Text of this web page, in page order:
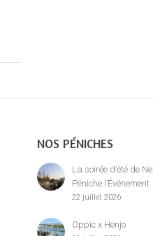
NOS PÉNICHES
La soirée d’été de
Péniche l’Événement
22 juillet 2026
Oppic x Henjo